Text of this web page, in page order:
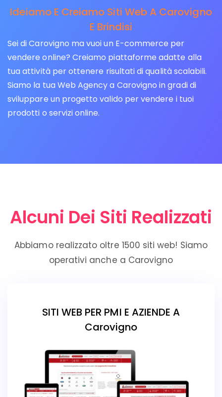
Ideiamo E Creiamo Siti Web A Carovigno
E Brindisi
Sei di Carovigno ma vuoi un E-commerce per
vendere online? Creiamo piattaforme adatte alla
tua attività per ottenere risultati di qualità scalabili.
Siamo la tua Web Agency a Carovigno in gradi di
sviluppare un progetto valido per vendere i tuoi
prodotti o servizi online.
Alcuni Dei Siti Realizzati
Abbiamo realizzato oltre 1500 siti web! Siamo
operativi anche a Carovigno
SITI WEB PER PMI E AZIENDE A
Carovigno